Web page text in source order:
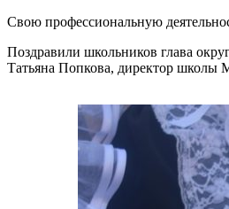
Свою профессиональную
Поздравили школьников глава
Татьяна Попкова, директор школы